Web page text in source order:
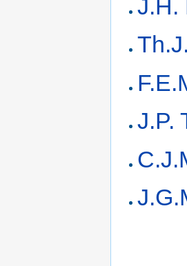
J.H.
J.P.